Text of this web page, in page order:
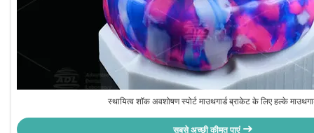
स्थायित्व शॉक अवशोषण स्पोर्ट माउथगार्ड ब्राकेट के लिए हल्के
सबसे अच्छी कीमत पाएं